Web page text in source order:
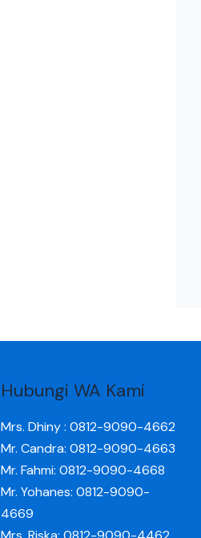
Hubungi WA Kami
Mrs. Dhiny : 0812-9090-4662
Mr. Candra: 0812-9090-4663
Mr. Fahmi: 0812-9090-4668
Mr. Yohanes: 0812-9090-
4669